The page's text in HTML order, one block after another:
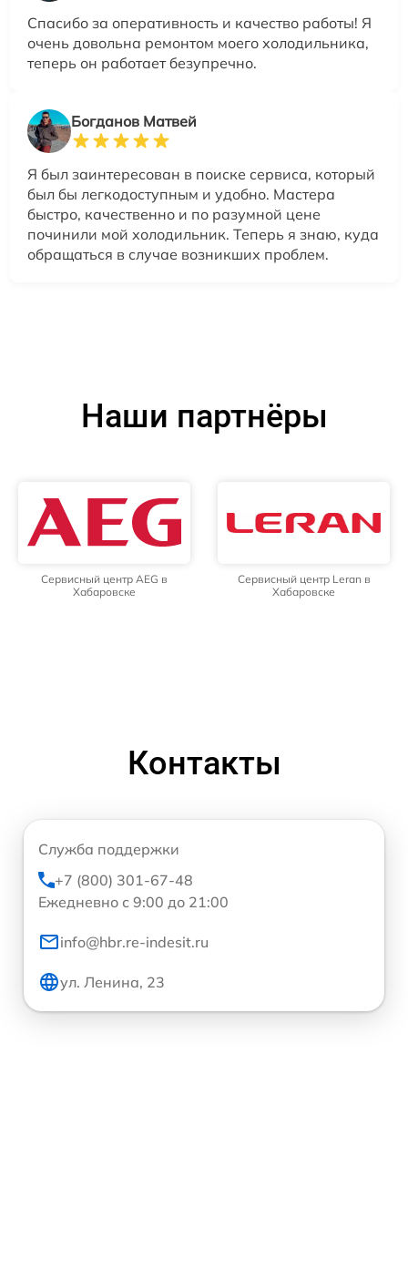
Спасибо за оперативность и качество работы! Я
очень довольна ремонтом моего холодильника,
теперь он работает безупречно.
Богданов Матвей
Я был заинтересован в поиске сервиса, который
был бы легкодоступным и удобно. Мастера
быстро, качественно и по разумной цене
починили мой холодильник. Теперь я знаю, куда
обращаться в случае возникших проблем.
Наши партнёры
Сервисный центр AEG в
Хабаровске
Сервисный центр Leran в
Хабаровске
Контакты
Служба поддержки
+7 (800) 301-67-48
Ежедневно с 9:00 до 21:00
info@hbr.re-indesit.ru
ул. Ленина, 23